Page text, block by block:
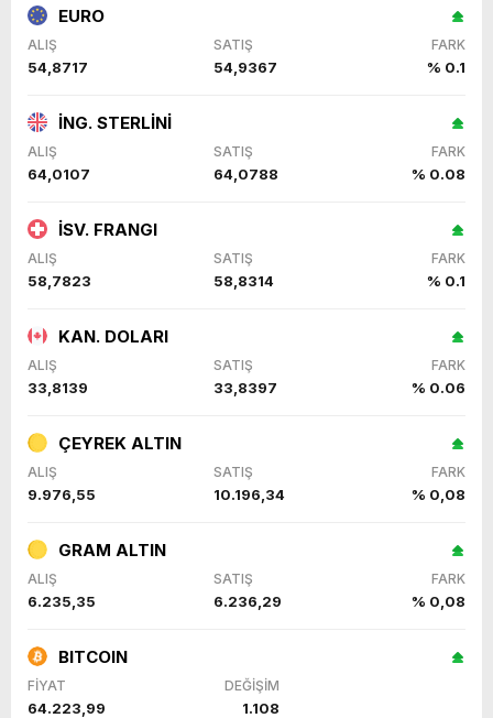
EURO
ALIŞ SATIŞ FARK
54,8717 54,9367 % 0.1
İNG. STERLİNİ
ALIŞ SATIŞ FARK
64,0107 64,0788 % 0.08
İSV. FRANGI
ALIŞ SATIŞ FARK
58,7823 58,8314 % 0.1
KAN. DOLARI
ALIŞ SATIŞ FARK
33,8139 33,8397 % 0.06
ÇEYREK ALTIN
ALIŞ SATIŞ FARK
9.976,55 10.196,34 % 0,08
GRAM ALTIN
ALIŞ SATIŞ FARK
6.235,35 6.236,29 % 0,08
BITCOIN
FİYAT DEĞİŞİM
64.223,99 1.108